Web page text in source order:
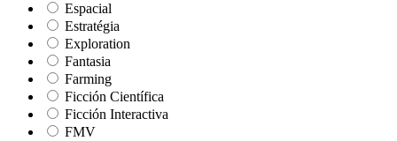
Espacial
Estratégia
Exploration
Fantasia
Farming
Ficción Científica
Ficción Interactiva
FMV